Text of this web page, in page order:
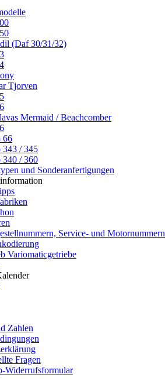
(Daf 30/31/32)
Tjorven
Mermaid / Beachcomber
66
343 / 345
340 / 360
und Sonderanfertigungen
Service- und Motornummern
Variomaticgetriebe
Zahlen
Fragen
Widerrufsformular